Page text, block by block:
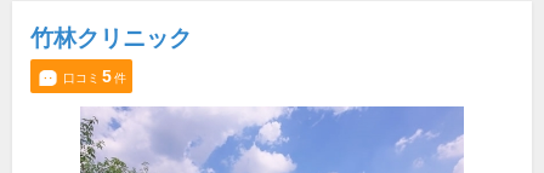
竹林クリニック
口コミ 5件